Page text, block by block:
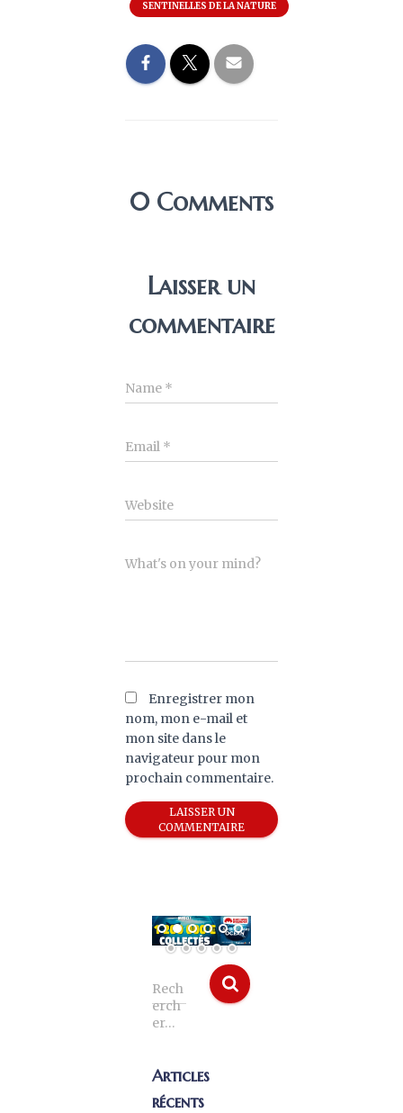
SENTINELLES DE LA NATURE
0 Comments
Laisser un
commentaire
Name *
Email *
Website
What's on your mind?
Enregistrer mon
nom, mon e-mail et
mon site dans le
navigateur pour mon
prochain commentaire.
Rech
erch
er…
Articles
récents